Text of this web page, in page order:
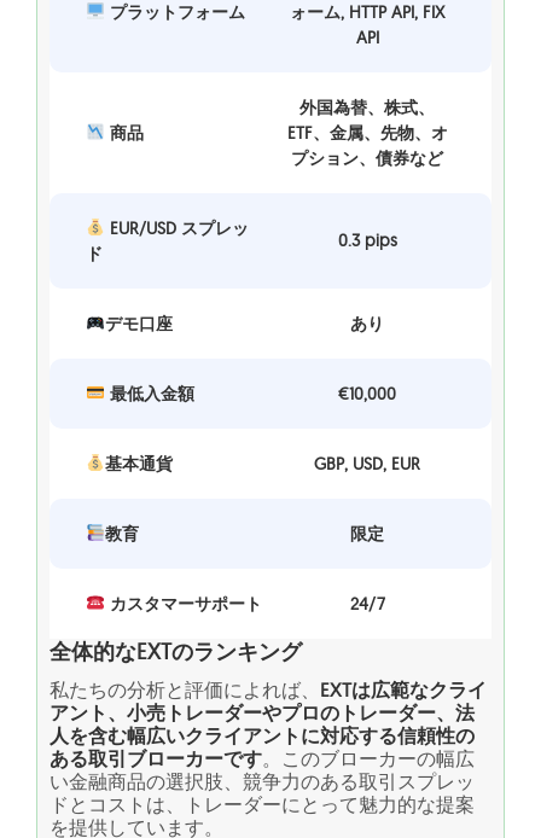
プラットフォーム
ォーム, HTTP API, FIX
API
商品
外国為替、株式、
ETF、金属、先物、オ
プション、債券など
EUR/USD スプレッ
ド
0.3 pips
デモ口座 あり
最低入金額 €10,000
基本通貨 GBP, USD, EUR
教育 限定
カスタマーサポート 24/7
全体的なEXTのランキング
私たちの分析と評価によれば、 EXTは広範なクライ
アント、小売トレーダーやプロのトレーダー、法
人を含む幅広いクライアントに対応する信頼性の
ある取引ブローカーです。このブローカーの幅広
い金融商品の選択肢、競争力のある取引スプレッ
ドとコストは、トレーダーにとって魅力的な提案
を提供しています。